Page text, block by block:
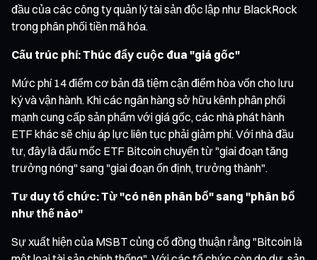
đầu của các công ty quản lý tài sản độc lập như BlackRock
trong phân phối tiền mã hóa.
Cấu trúc phí: Thúc đẩy cuộc đua "giá gốc"
Mức phí 14 điểm cơ bản đã tiệm cận điểm hòa vốn cho lưu
ký và vận hành. Khi các ngân hàng sở hữu kênh phân phối
mạnh cung cấp sản phẩm với giá gốc, các nhà phát hành
ETF khác sẽ chịu áp lực liên tục phải giảm phí. Với nhà đầu
tư, đây là dấu mốc ETF Bitcoin chuyển từ "giai đoạn tăng
trưởng nóng" sang "giai đoạn ổn định, trưởng thành".
Tư duy tổ chức: Từ "có nên phân bổ" sang "phân bổ
như thế nào"
Sự xuất hiện của MSBT củng cố đồng thuận rằng "Bitcoin là